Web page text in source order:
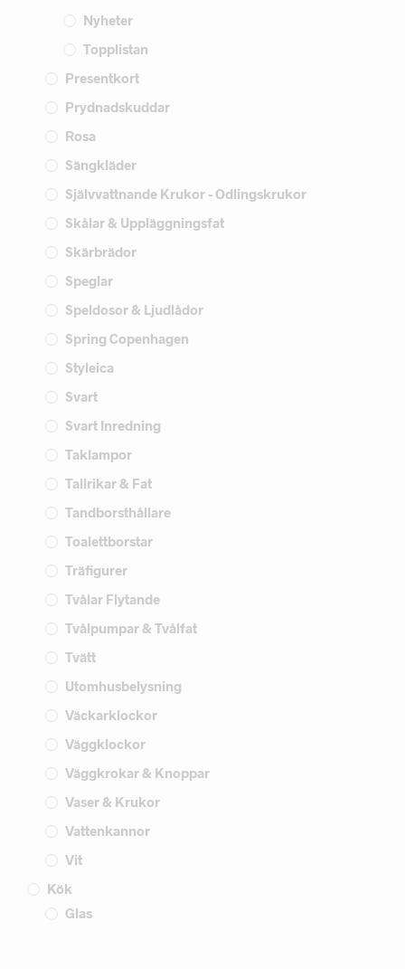
Nyheter
Topplistan
Presentkort
Prydnadskuddar
Rosa
Sängkläder
Självvattnande Krukor - Odlingskrukor
Skålar & Uppläggningsfat
Skärbrädor
Speglar
Speldosor & Ljudlådor
Spring Copenhagen
Styleica
Svart
Svart Inredning
Taklampor
Tallrikar & Fat
Tandborsthållare
Toalettborstar
Träfigurer
Tvålar Flytande
Tvålpumpar & Tvålfat
Tvätt
Utomhusbelysning
Väckarklockor
Väggklockor
Väggkrokar & Knoppar
Vaser & Krukor
Vattenkannor
Vit
Kök
Glas